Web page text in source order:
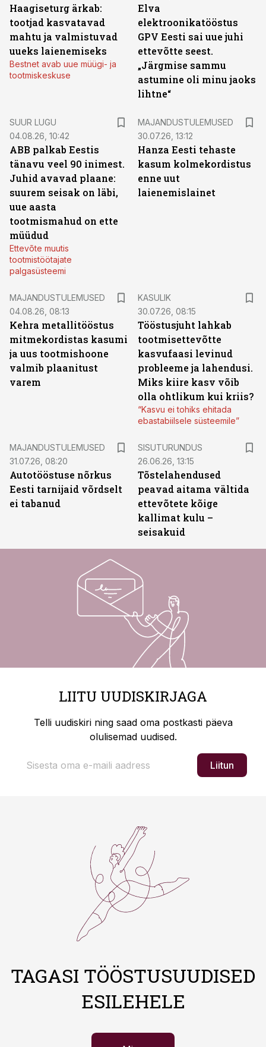
Haagiseturg ärkab:
tootjad kasvatavad
mahtu ja valmistuvad
uueks laienemiseks
Bestnet avab uue müügi- ja
tootmiskeskuse
Elva
elektroonikatööstus
GPV Eesti sai uue juhi
ettevõtte seest.
„Järgmise sammu
astumine oli minu jaoks
lihtne“
SUUR LUGU
04.08.26, 10:42
ABB palkab Eestis
tänavu veel 90 inimest.
Juhid avavad plaane:
suurem seisak on läbi,
uue aasta
tootmismahud on ette
müüdud
Ettevõte muutis
tootmistöötajate
palgasüsteemi
MAJANDUSTULEMUSED
30.07.26, 13:12
Hanza Eesti tehaste
kasum kolmekordistus
enne uut
laienemislainet
MAJANDUSTULEMUSED
04.08.26, 08:13
Kehra metallitööstus
mitmekordistas kasumi
ja uus tootmishoone
valmib plaanitust
varem
KASULIK
30.07.26, 08:15
Tööstusjuht lahkab
tootmisettevõtte
kasvufaasi levinud
probleeme ja lahendusi.
Miks kiire kasv võib
olla ohtlikum kui kriis?
“Kasvu ei tohiks ehitada
ebastabiilsele süsteemile”
MAJANDUSTULEMUSED
31.07.26, 08:20
Autotööstuse nõrkus
Eesti tarnijaid võrdselt
ei tabanud
SISUTURUNDUS
26.06.26, 13:15
Tõstelahendused
peavad aitama vältida
ettevõtete kõige
kallimat kulu –
seisakuid
LIITU UUDISKIRJAGA
Telli uudiskiri ning saad oma postkasti päeva
olulisemad uudised.
Liitun
TAGASI TÖÖSTUSUUDISED
ESILEHELE